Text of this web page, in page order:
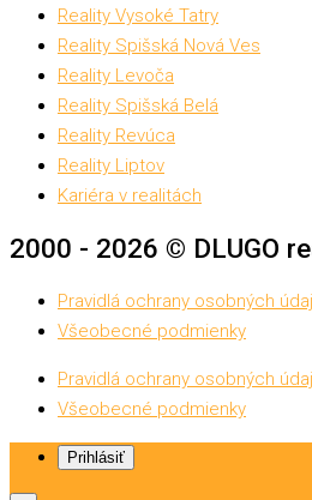
Reality Vysoké Tatry
Reality Spišská Nová Ves
Reality Levoča
Reality Spišská Belá
Reality Revúca
Reality Liptov
Kariéra v realitách
2000 - 2026 © DLUGO
Pravidlá ochrany osobných
Všeobecné podmienky
Pravidlá ochrany osobných
Všeobecné podmienky
Prihlásiť